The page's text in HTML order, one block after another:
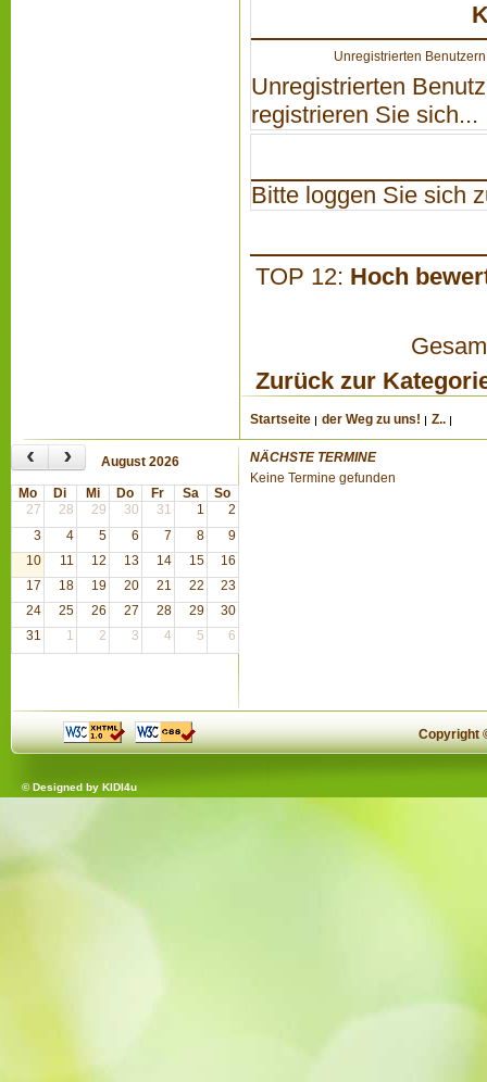
Unregistrierten
Unregistrierten
registrieren Sie sich...
Bitte loggen Sie sich
TOP 12: Hoch
Zurück zur
Startseite der Weg zu uns! Z..
‹ › August 2026
Mo Di Mi Do Fr Sa
So
27
28 29 30 31 1
2
3
4 5 6 7 8
9
10
11 12 13 14 15
16
17
18 19 20 21 22
23
24
25 26 27 28 29
30
31
1 2 3 4 5 6
NÄCHSTE TERMINE
Keine Termine gefunden
Copyright
© Designed by KIDI4u